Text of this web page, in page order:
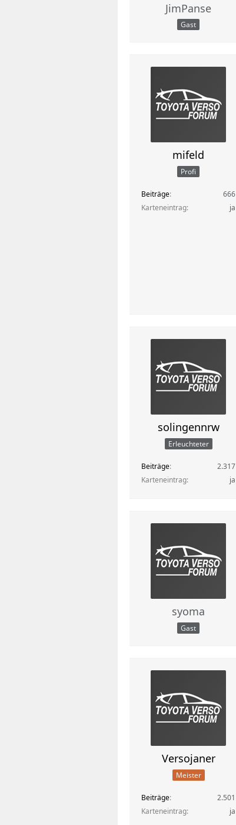
JimPanse
Gast
mifeld
Profi
Beiträge
666
Karteneintrag
ja
solingennrw
Erleuchteter
Beiträge
2.317
Karteneintrag
ja
syoma
Gast
Versojaner
Meister
Beiträge
2.501
Karteneintrag
ja